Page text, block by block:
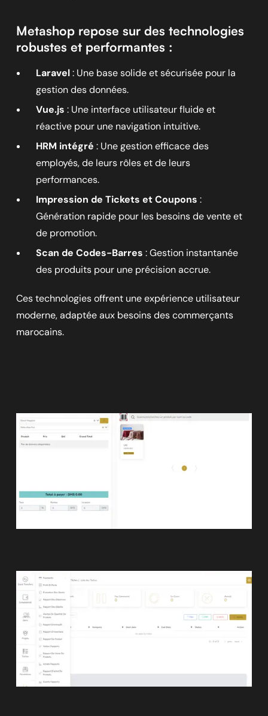
Metashop repose sur des technologies
robustes et performantes :
Laravel: Une base solide et sécurisée pour la
gestion des données.
Vue.js : Une interface utilisateur fluide et
réactive pour une navigation intuitive.
HRM intégré : Une gestion efficace des
employés, de leurs rôles et de leurs
performances.
Impression de Tickets et Coupons :
Génération rapide pour les besoins de vente et
de promotion.
Scan de Codes-Barres : Gestion instantanée
des produits pour une précision accrue.
Ces technologies offrent une expérience utilisateur
moderne, adaptée aux besoins des commerçants
marocains.